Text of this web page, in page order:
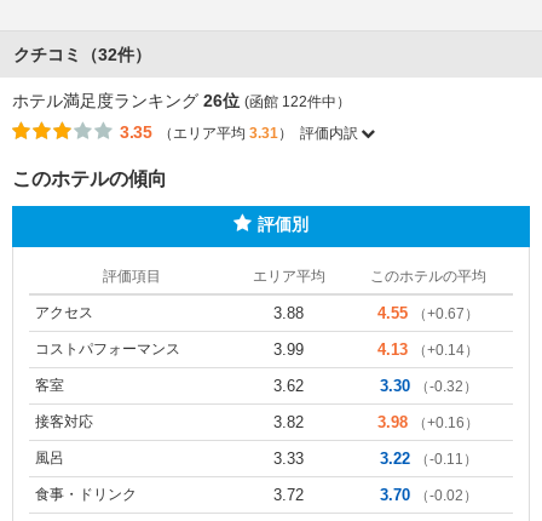
クチコミ（32件）
ホテル満足度ランキング 26位 (函館 122件中）
3.35 （エリア平均 3.31） 評価内訳
このホテルの傾向
評価別
評価項目 エリア平均 このホテルの平均
アクセス 3.88 4.55 （+0.67）
コストパフォーマンス 3.99 4.13 （+0.14）
客室 3.62 3.30 （-0.32）
接客対応 3.82 3.98 （+0.16）
風呂 3.33 3.22 （-0.11）
食事・ドリンク 3.72 3.70 （-0.02）